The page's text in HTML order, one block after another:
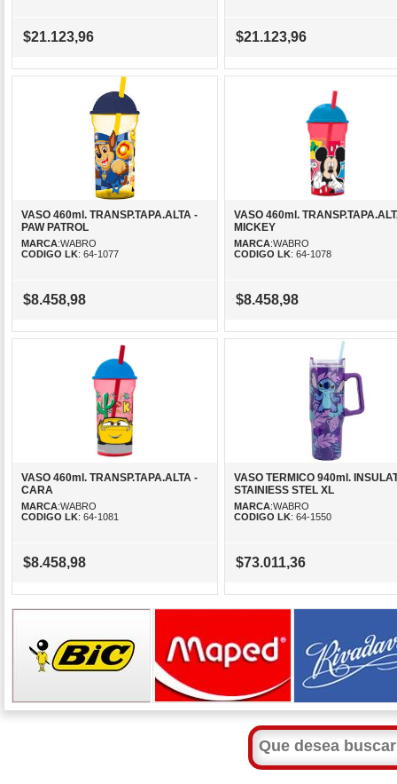
$21.123,96 $21.123,96
VASO 460ml. TRANSP.TAPA.ALTA -
PAW PATROL
MARCA:WABRO
CODIGO LK: 64-1077
$8.458,98
VASO 460ml.
MICKEY
MARCA:WABRO
CODIGO LK: 64-1078
$8.458,98
VASO 460ml. TRANSP.TAPA.ALTA -
CARA
MARCA:WABRO
CODIGO LK: 64-1081
$8.458,98
VASO TERMICO 940ml.
STAINIESS STEL XL
MARCA:WABRO
CODIGO LK: 64-1550
$73.011,36